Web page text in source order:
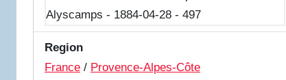
Region
France / Provence-Alpes-Côte